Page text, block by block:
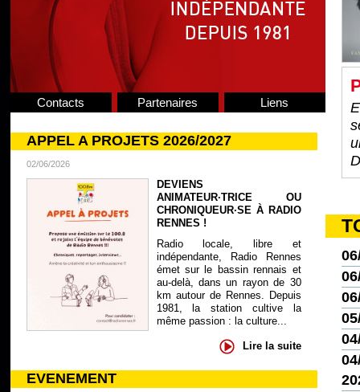
Contacts Partenaires Liens
APPEL A PROJETS 2026/2027
02/06/2026
DEVIENS
ANIMATEUR·TRICE OU
CHRONIQUEUR·SE À RADIO
RENNES !
Radio locale, libre et
indépendante, Radio Rennes
émet sur le bassin rennais et
au-delà, dans un rayon de 30
km autour de Rennes. Depuis
1981, la station cultive la
même passion : la culture...
Lire la suite
EVENEMENT